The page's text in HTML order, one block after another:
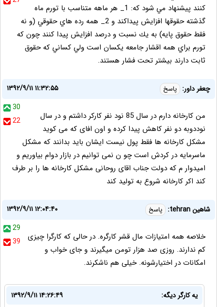
كنند پيشنهاد مي شود كه: 1_ هر ماهه متناسب با تورم ماه
گذشته حقوقها افزايش پيداكند و 2_ همه رده هاي حقوقي (و نه
فقط حقوق پايه) به يك نسبت و درصد افزايش پيدا كنند چون كه
تورم براي همه اقشار جامعه يكسان است ولي كساني كه حقوق
ثابت دارند بيشتر تحت فشار هستند.
چعفر داور: پاسخ
۱۳۹۲/۹/۱۱ ۱۱:۳۲:۵۵
30
22
من کارخانه دارم در سال 85 نود نفر کارکر داشتم و در سال
نوددوبه دو نفر کاهش پیدا کرده و اون افای که می کوید
مشکل کارخانه ها فقط پول نیست ایشان باید بدانند که مشکل
ماسرمایه در کردش است چو ن نمی توانیم در بازار دوام بیاوریم و
امیدوار م که دولت جناب اقای روحانی مشکل کارخانه ها را بر طرف
کند اکر کارخانه شروع به تولید کند
شاهین tehran: پاسخ
۱۳۹۲/۹/۱۱ ۱۲:۰۴:۴۰
29
39
خلاصه همه امتیازات مال قشر کارگره. در حالی که کارگرا چیزی
کم ندارند. روزی صد هزار تومن میگیرند و جای خواب و
امکانات در اختیارشونه. خیلی هم ناشکرند.
يه كارگر ديگه:
۱۳۹۲/۹/۱۱ ۱۴:۲۶:۴۹